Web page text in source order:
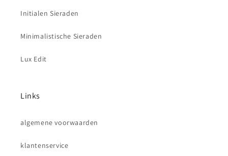
Initialen Sieraden
Minimalistische Sieraden
Lux Edit
Links
algemene voorwaarden
klantenservice